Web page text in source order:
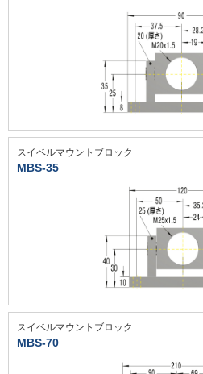
スイベルマウントブロック
MBS-35
スイベルマウントブロック
MBS-70